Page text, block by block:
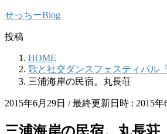
せっちーBlog
投稿
HOME
歌と社交ダンスフェスティバル
三浦海岸の民宿。丸長荘
2015年6月29日 / 最終更新日時 : 2015年